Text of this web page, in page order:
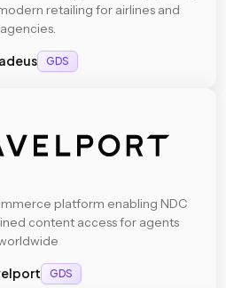
retailing for airlines and
agencies.
GDS
platform enabling NDC
content access for agents
GDS